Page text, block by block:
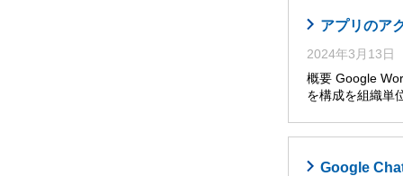
アプリのア
2024年3月13日
概要 Google
を構成を組織単
Google